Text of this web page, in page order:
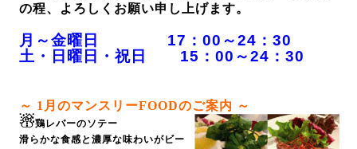
の程、よろしくお願い申し上げます。
月～金曜日 17：00～24：30
土・日曜日・祝日 15：00～24：30
～ 1 月のマンスリーFOODのご案内 ～
☃鶏レバーのソテー
滑らかな食感と濃厚な味わいがビー